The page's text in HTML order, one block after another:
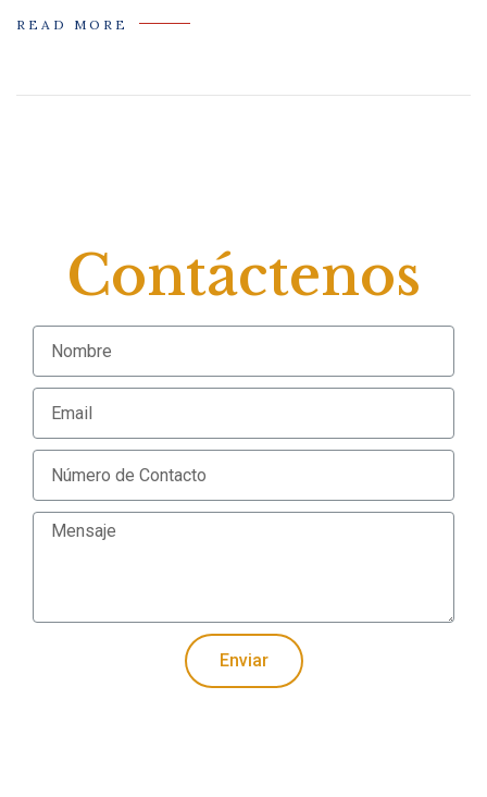
READ MORE
Contáctenos
Enviar